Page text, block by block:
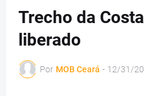
Trecho da
liberado
Por MOB Ceará - 12/31/